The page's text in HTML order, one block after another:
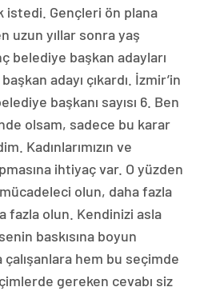
Gençleri ön plana
uzun yıllar sonra yaş
belediye başkan adayları
adayı çıkardı. İzmir’in
başkanı sayısı 6. Ben
olsam, sadece bu karar
Kadınlarımızın ve
ihtiyaç var. O yüzden
olun, daha fazla
fazla olun. Kendinizi asla
baskısına boyun
hem bu seçimde
gereken cevabı siz